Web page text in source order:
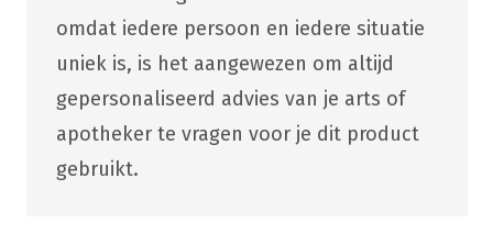
omdat iedere persoon en iedere situatie
uniek is, is het aangewezen om altijd
gepersonaliseerd advies van je arts of
apotheker te vragen voor je dit product
gebruikt.